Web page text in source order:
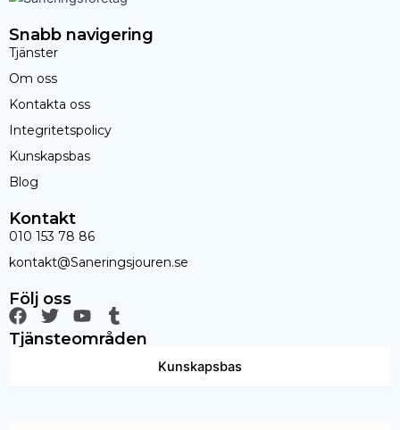
Snabb navigering
Tjänster
Om oss
Kontakta oss
Integritetspolicy
Kunskapsbas
Blog
Kontakt
010 153 78 86
kontakt@Saneringsjouren.se
Följ oss
F
a
c
T
w
i
Y
o
u
T
u
m
Tjänsteområden
Kunskapsbas